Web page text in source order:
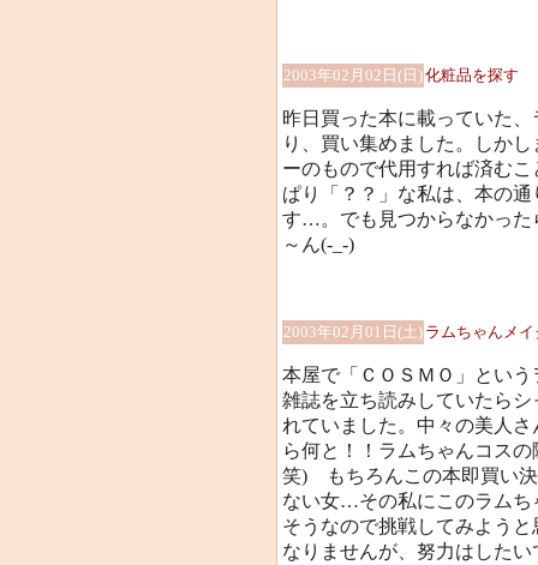
2003年02月02日(日)化粧品を探す
昨日買った本に載っていた
り、買い集めました。しか
ーのもので代用すれば済む
ぱり「？？」な私は、本の
す…。でも見つからなかっ
～ん(-_-)
2003年02月01日(土) ラムちゃんメ
本屋で「ＣＯＳＭＯ」とい
雑誌を立ち読みしていたら
れていました。中々の美人
ら何と！！ラムちゃんコス
笑) もちろんこの本即買い
ない女…その私にこのラム
そうなので挑戦してみよう
なりませんが、努力はしたい